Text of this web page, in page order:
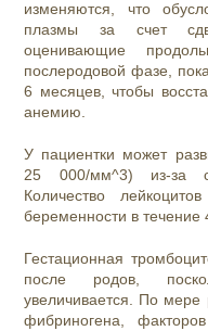
изменяются, что
плазмы за счет
оценивающие
послеродовой фазе,
6 месяцев, чтобы
анемию.
У пациентки может
25 000/мм^3) из-за
Количество
беременности в течение
Гестационная
после родов,
увеличивается. По мере
фибриногена,